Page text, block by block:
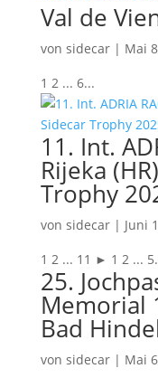
Val de
von sidecar| Mai
1 2 ... 6...
11. Int.
Rijeka
Trophy
von sidecar| Juni
1 2 ... 11 ► 1 2 ...
25.
Memorial
Bad
von sidecar| Mai